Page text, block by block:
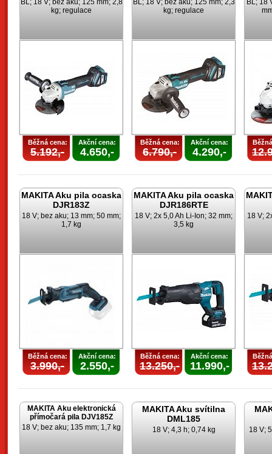
BL; 18 V; bez aku; 125 mm; 2,8
kg; regulace
Běžná cena:
5.192,-
Akční cena:
4.650,-
BL; 18 V; bez aku; 125 mm; 2,3
kg; regulace
Běžná cena:
6.790,-
Akční cena:
4.290,-
BL; 18
MAKITA Aku pila ocaska
DJR183Z
18 V; bez aku; 13 mm; 50 mm;
1,7 kg
Běžná cena:
3.990,-
Akční cena:
2.550,-
MAKITA Aku pila ocaska
DJR186RTE
18 V; 2x 5,0 Ah Li-Ion; 32 mm;
3,5 kg
Běžná cena:
13.250,-
Akční cena:
11.990,-
18 V;
MAKITA Aku elektronická
přímočará pila DJV185Z
18 V; bez aku; 135 mm; 1,7 kg
MAKITA Aku svítilna
DML185
18 V; 4,3 h; 0,74 kg 18 V;